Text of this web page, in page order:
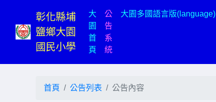
彰化縣埔
鹽鄉大園
國民小學
大
園
首
頁 (current)
公
告
系
統
大園多國語言版(language)
首頁 公告列表 公告內容